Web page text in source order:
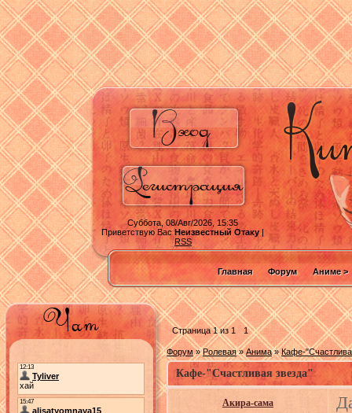
Суббота, 08/Авг/2026, 15:35
Приветствую ВасНеизвестный Отаку|
RSS
Главная Форум Аниме >
Страница1из1 1
Форум » Ролевая » Анима » Кафе-
Кафе-"Счастливая звезда"
Акира-сама